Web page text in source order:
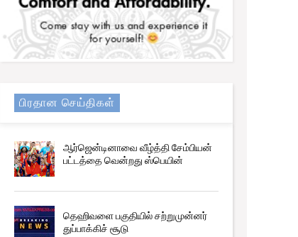
பிரதான செய்திகள்
ஆர்ஜென்டினாவை வீழ்த்தி சேம்பியன்
பட்டத்தை வென்றது ஸ்பெயின்
தெஹிவளை பகுதியில் சற்றுமுன்னர்
துப்பாக்கிச் சூடு